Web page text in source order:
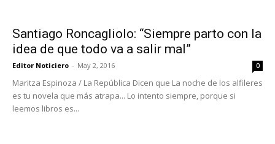
Santiago Roncagliolo: “Siempre parto con la
idea de que todo va a salir mal”
Editor Noticiero - May 2, 2016 0
Maritza Espinoza / La República Dicen que La noche de los alfileres
es tu novela que más atrapa... Lo intento siempre, porque si
leemos libros es...